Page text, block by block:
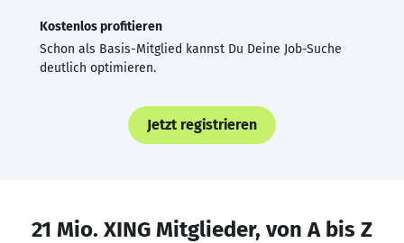
Kostenlos profitieren
Schon als Basis-Mitglied kannst Du Deine Job-Suche
deutlich optimieren.
Jetzt registrieren
21 Mio. XING Mitglieder, von A bis Z